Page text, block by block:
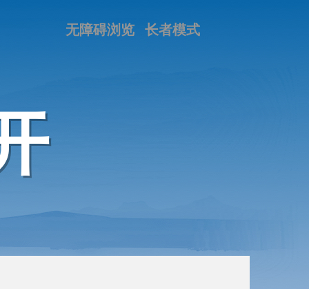
长者模式
无障碍浏览